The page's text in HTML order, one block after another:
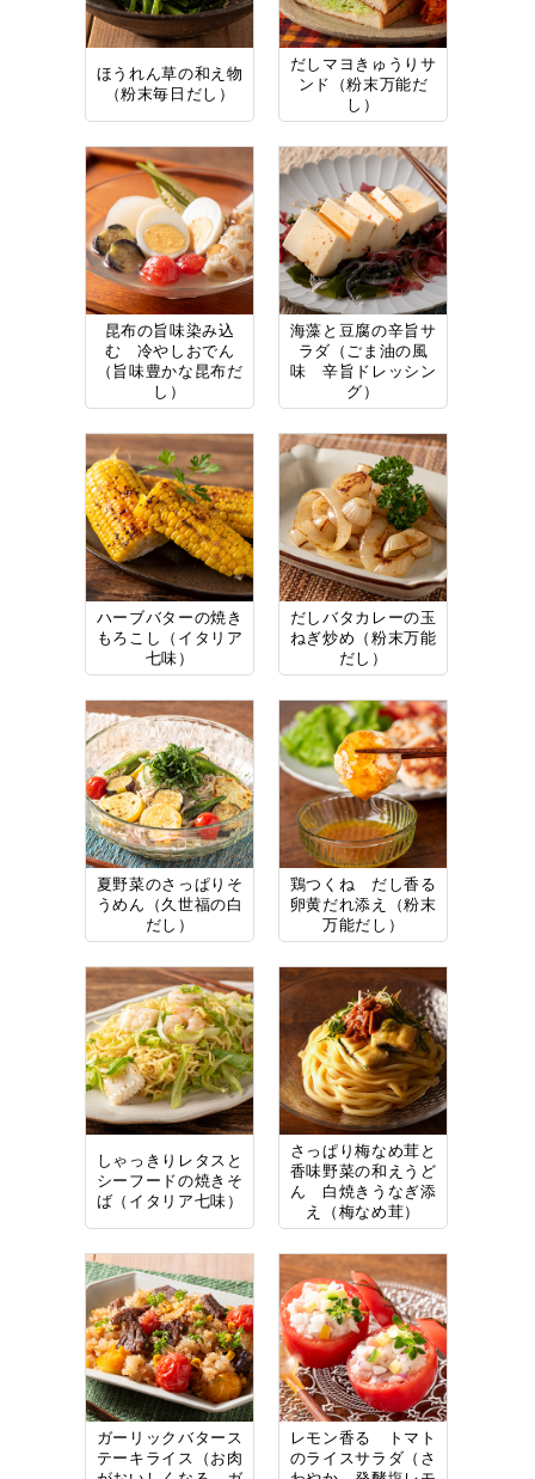
ほうれん草の和え物
（粉末毎日だし）
だしマヨきゅうりサ
ンド（粉末万能だ
し）
昆布の旨味染み込
む 冷やしおでん
（旨味豊かな昆布だ
し）
海藻と豆腐の辛旨サ
ラダ（ごま油の風
味 辛旨ドレッシン
グ）
ハーブバターの焼き
もろこし（イタリア
七味）
だしバタカレーの玉
ねぎ炒め（粉末万能
だし）
夏野菜のさっぱりそ
うめん（久世福の白
だし）
鶏つくね だし香る
卵黄だれ添え（粉末
万能だし）
しゃっきりレタスと
シーフードの焼きそ
ば（イタリア七味）
さっぱり梅なめ茸と
香味野菜の和えうど
ん 白焼きうなぎ添
え（梅なめ茸）
ガーリックバタース
テーキライス（お肉
レモン香る トマト
のライスサラダ（さ